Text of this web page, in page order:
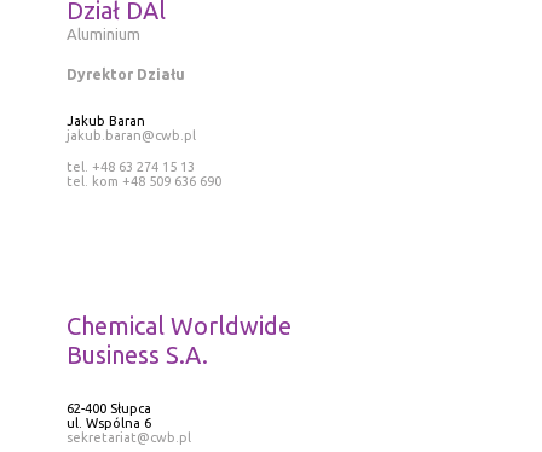
Dział DAl
Aluminium
Dyrektor Działu
Jakub Baran
jakub.baran@cwb.pl
tel. +48 63 274 15 13
tel. kom +48 509 636 690
Chemical Worldwide
Business S.A.
62-400 Słupca
ul. Wspólna 6
sekretariat@cwb.pl